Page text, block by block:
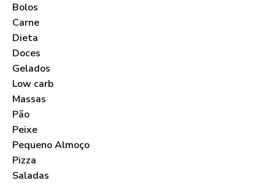
Bolos
Carne
Dieta
Doces
Gelados
Low carb
Massas
Pão
Peixe
Pequeno Almoço
Pizza
Saladas